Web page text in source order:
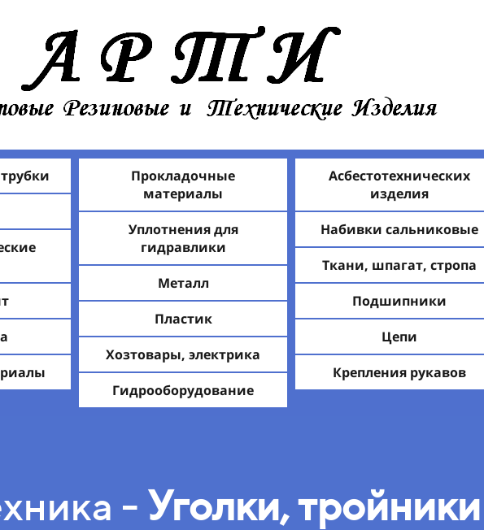
Прокладочные
материалы
Уплотнения для
гидравлики
Металл
Пластик
Хозтовары, электрика
Гидрооборудование
Асбестотехнических
изделия
Набивки сальниковые
Ткани, шпагат, стропа
Подшипники
Цепи
Крепления рукавов
- Уголки, тройники